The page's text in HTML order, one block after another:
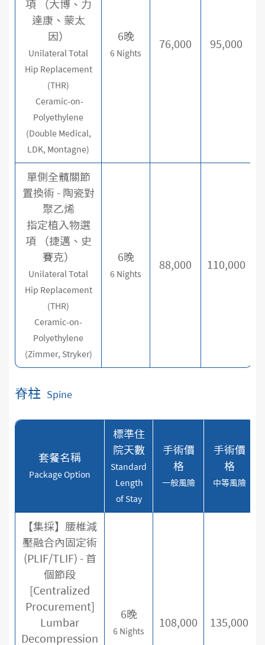
項 （大博、力
達康、蒙太
因）
Unilateral Total
Hip Replacement
(THR)
Ceramic-on-
Polyethylene
(Double Medical,
LDK, Montagne)
6晚
6 Nights
76,000 95,000
單側全髖關節
置換術 - 陶瓷對
聚乙烯
指定植入物選
項 （捷邁、史
賽克）
Unilateral Total
Hip Replacement
(THR)
Ceramic-on-
Polyethylene
(Zimmer, Stryker)
6晚
6 Nights
88,000 110,000
脊柱 Spine
套餐名稱
Package Option
標準住
院天數
Standard
Length
of Stay
手術價
格
一般風險
手術價
格
中等風險
【集採】腰椎減
壓融合內固定術
(PLIF/TLIF) - 首
個節段
[Centralized
Procurement]
Lumbar
Decompression
6晚
6 Nights
108,000 135,000